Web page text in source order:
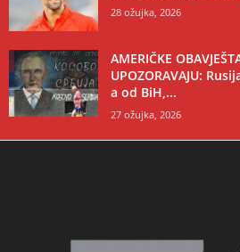
28 ožujka, 2026
AMERIČKE
UPOZORAVAJU:
a od BiH,...
27 ožujka, 2026